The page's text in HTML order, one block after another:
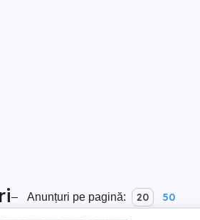
– Anunțuri pe pagină: 20 50